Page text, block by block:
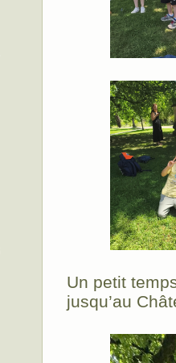
Un petit
jusqu’au